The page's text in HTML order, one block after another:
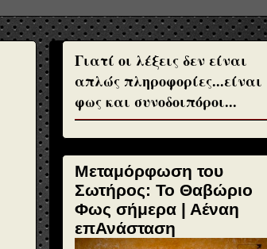
Γιατί οι λέξεις δεν είναι
απλώς πληροφορίες...είναι
φως και συνοδοιπόροι...
Μεταμόρφωση του
Σωτήρος: Το Θαβώριο
Φως σήμερα | Αέναη
επΑνάσταση